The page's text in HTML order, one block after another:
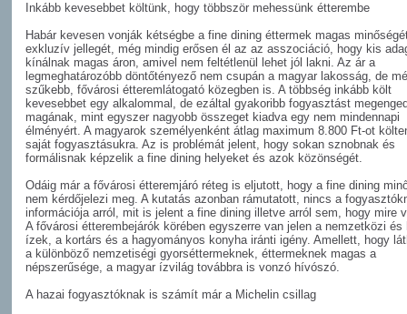
Inkább kevesebbet költünk, hogy többször mehessünk étterembe
Habár kevesen vonják kétségbe a fine dining éttermek magas
exkluzív jellegét, még mindig erősen él az az asszociáció, hogy kis
kínálnak magas áron, amivel nem feltétlenül lehet jól lakni. Az ár a
legmeghatározóbb döntőtényező nem csupán a magyar lakosság, de
szűkebb, fővárosi étteremlátogató közegben is. A többség inkább költ
kevesebbet egy alkalommal, de ezáltal gyakoribb fogyasztást
magának, mint egyszer nagyobb összeget kiadva egy nem mindennapi
élményért. A magyarok személyenként átlag maximum 8.800 Ft-ot
saját fogyasztásukra. Az is problémát jelent, hogy sokan sznobnak és
formálisnak képzelik a fine dining helyeket és azok közönségét.
Odáig már a fővárosi étteremjáró réteg is eljutott, hogy a fine dining
nem kérdőjelezi meg. A kutatás azonban rámutatott, nincs a
információja arról, mit is jelent a fine dining illetve arról sem, hogy mire
A fővárosi étterembejárók körében egyszerre van jelen a nemzetközi és
ízek, a kortárs és a hagyományos konyha iránti igény. Amellett, hogy
a különböző nemzetiségi gyorséttermeknek, éttermeknek magas a
népszerűsége, a magyar ízvilág továbbra is vonzó hívószó.
A hazai fogyasztóknak is számít már a Michelin csillag